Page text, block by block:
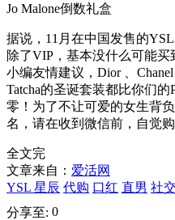
Jo Malone倒数礼盒
据说，11月在中国发售的
除了VIP，基本没什么可能买
小编友情建议，Dior 、Chanel
Tatcha的圣诞套装都比你们的
零！为了不让可爱的女生背
名，请在收到微信前，自觉购
全文完
文章来自： 爱活网
YSL 星辰 代购 口红 直男 社
分享至: 0